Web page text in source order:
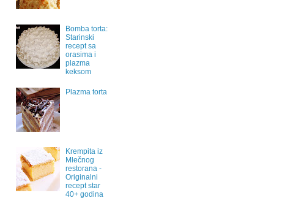
Bomba torta:
Starinski
recept sa
orasima i
plazma
keksom
Plazma torta
Krempita iz
Mlečnog
restorana -
Originalni
recept star
40+ godina